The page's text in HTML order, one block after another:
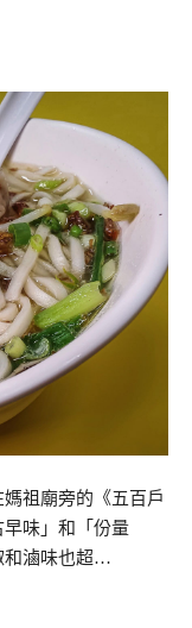
祖廟旁的《五百戶
味」和「份量
和滷味也超…